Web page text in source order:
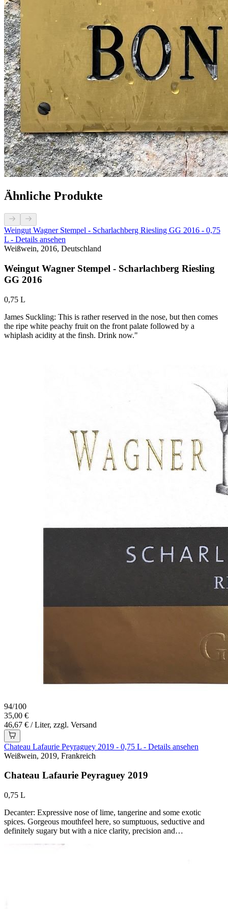
Ähnliche Produkte
Weingut Wagner Stempel - Scharlachberg Riesling GG 2016 - 0,75
L - Details ansehen
Weißwein, 2016, Deutschland
Weingut Wagner Stempel - Scharlachberg Riesling
GG 2016
0,75 L
James Suckling: This is rather reserved in the nose, but then comes
the ripe white peachy fruit on the front palate followed by a
whiplash acidity at the finsh. Drink now."
94/100
35,00 €
46,67 € / Liter, zzgl. Versand
Chateau Lafaurie Peyraguey 2019 - 0,75 L - Details ansehen
Weißwein, 2019, Frankreich
Chateau Lafaurie Peyraguey 2019
0,75 L
Decanter: Expressive nose of lime, tangerine and some exotic
spices. Gorgeous mouthfeel here, so sumptuous, seductive and
definitely sugary but with a nice clarity, precision and…